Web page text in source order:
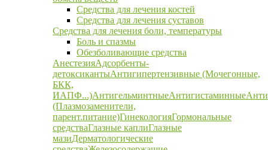
Средства для лечения костей
Средства для лечения суставов
Средства для лечения боли, температуры
Боль и спазмы
Обезболивающие средства
АнестезияАдсорбенты-
детоксикантыАнтигипертензивные (Мочегонные,
БКК,
ИАПФ...)АнтигельминтныеАнтигистаминные
(Плазмозаменители,
парент.питание)ГинекологияГормональные
средстваГлазные каплиГлазные
мазиДерматологические